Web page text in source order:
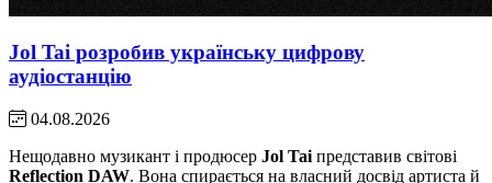
Jol Tai розробив українську цифрову
аудіостанцію
04.08.2026
Нещодавно музикант і продюсер Jol Tai представив світові
Reflection DAW. Вона спирається на власний досвід артиста й